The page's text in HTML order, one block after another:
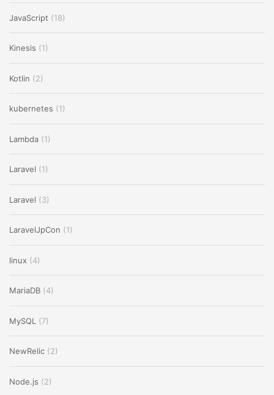
JavaScript (18)
Kinesis (1)
Kotlin (2)
kubernetes (1)
Lambda (1)
Laravel (1)
Laravel (3)
LaravelJpCon (1)
linux (4)
MariaDB (4)
MySQL (7)
NewRelic (2)
Node.js (2)